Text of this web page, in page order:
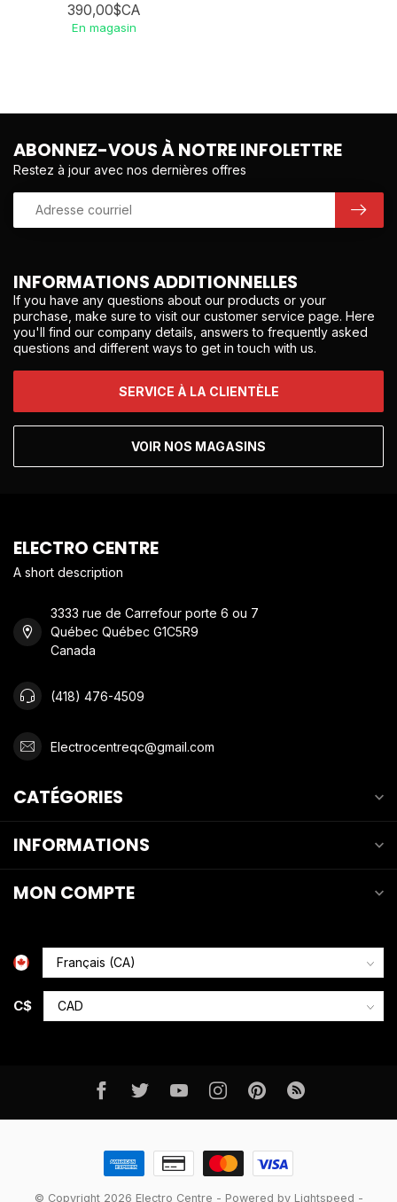
390,00$CA
En magasin
INFORMATIONS ADDITIONNELLES
If you have any questions about our products or your
purchase, make sure to visit our customer service page. Here
you'll find our company details, answers to frequently asked
questions and different ways to get in touch with us.
SERVICE À LA CLIENTÈLE
VOIR NOS MAGASINS
ABONNEZ-VOUS À NOTRE INFOLETTRE
Restez à jour avec nos dernières offres
ELECTRO CENTRE
A short description
3333 rue de Carrefour porte 6 ou 7
Québec Québec G1C5R9
Canada
(418) 476-4509
Electrocentreqc@gmail.com
CATÉGORIES
INFORMATIONS
MON COMPTE
C$
© Copyright 2026 Electro Centre - Powered by Lightspeed -